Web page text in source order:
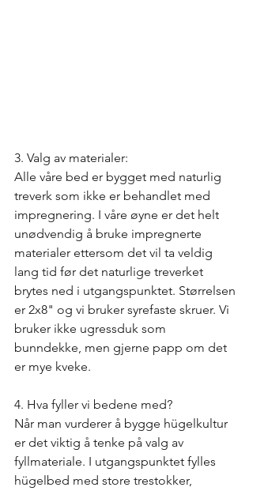
3. Valg av materialer:
Alle våre bed er bygget med naturlig
treverk som ikke er behandlet med
impregnering. I våre øyne er det helt
unødvendig å bruke impregnerte
materialer ettersom det vil ta veldig
lang tid før det naturlige treverket
brytes ned i utgangspunktet. Størrelsen
er 2x8" og vi bruker syrefaste skruer. Vi
bruker ikke ugressduk som
bunndekke, men gjerne papp om det
er mye kveke.
4. Hva fyller vi bedene med?
Når man vurderer å bygge hügelkultur
er det viktig å tenke på valg av
fyllmateriale. I utgangspunktet fylles
hügelbed med store trestokker,